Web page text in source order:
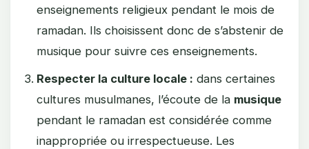
enseignements religieux pendant le mois de
ramadan. Ils choisissent donc de s’abstenir de
musique pour suivre ces enseignements.
Respecter la culture locale : dans certaines
cultures musulmanes, l’écoute de la musique
pendant le ramadan est considérée comme
inappropriée ou irrespectueuse. Les